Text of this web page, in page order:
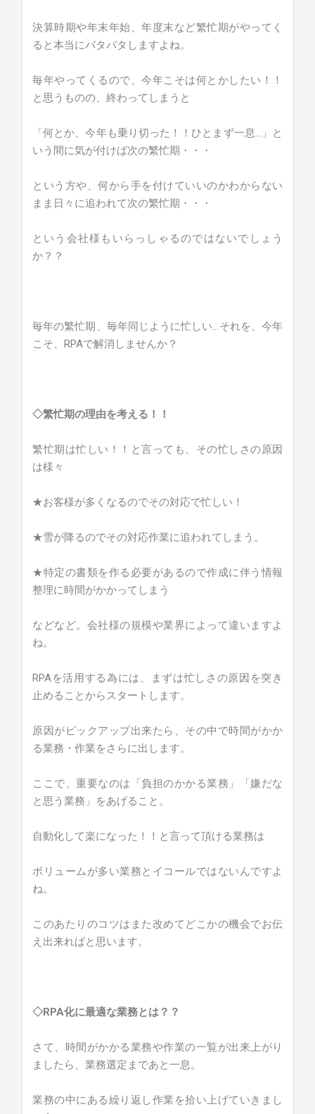
決算時期や年末年始、年度末など繁忙期がやってく
ると本当にバタバタしますよね。
毎年やってくるので、今年こそは何とかしたい！！
と思うものの、終わってしまうと
「何とか、今年も乗り切った！！ひとまず一息…」と
いう間に気が付けば次の繁忙期・・・
という方や、何から手を付けていいのかわからない
まま日々に追われて次の繁忙期・・・
という会社様もいらっしゃるのではないでしょう
か？？
毎年の繁忙期、毎年同じように忙しい…それを、今年
こそ、RPAで解消しませんか？
◇繁忙期の理由を考える！！
繁忙期は忙しい！！と言っても、その忙しさの原因
は様々
★お客様が多くなるのでその対応で忙しい！
★雪が降るのでその対応作業に追われてしまう。
★特定の書類を作る必要があるので作成に伴う情報
整理に時間がかかってしまう
などなど。会社様の規模や業界によって違いますよ
ね。
RPAを活用する為には、まずは忙しさの原因を突き
止めることからスタートします。
原因がピックアップ出来たら、その中で時間がかか
る業務・作業をさらに出します。
ここで、重要なのは「負担のかかる業務」「嫌だな
と思う業務」をあげること。
自動化して楽になった！！と言って頂ける業務は
ボリュームが多い業務とイコールではないんですよ
ね。
このあたりのコツはまた改めてどこかの機会でお伝
え出来ればと思います。
◇RPA化に最適な業務とは？？
さて、時間がかかる業務や作業の一覧が出来上がり
ましたら、業務選定まであと一息。
業務の中にある繰り返し作業を拾い上げていきまし